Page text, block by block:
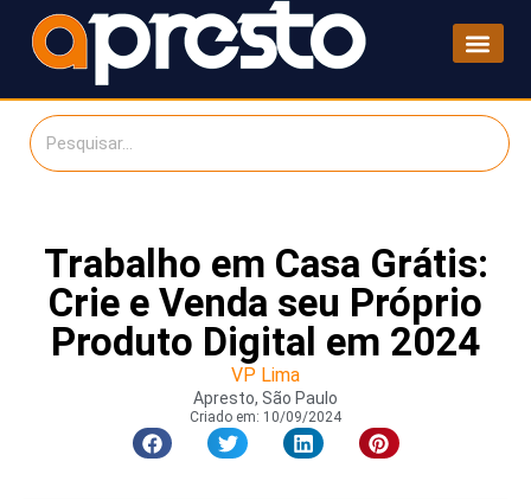
Trabalho em Casa Grátis:
Crie e Venda seu Próprio
Produto Digital em 2024
VP Lima
Apresto, São Paulo
Criado em: 10/09/2024